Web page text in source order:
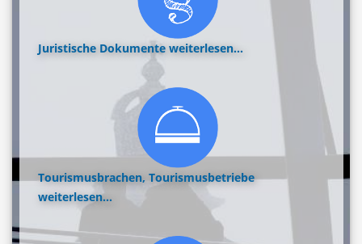
Juristische Dokumente weiterlesen...
Tourismusbrachen, Tourismusbetriebe
weiterlesen...